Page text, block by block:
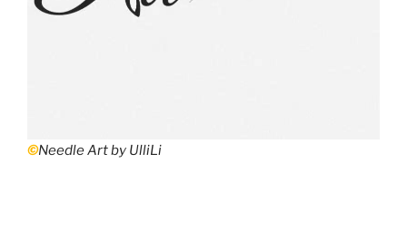
©Needle Art by UlliLi